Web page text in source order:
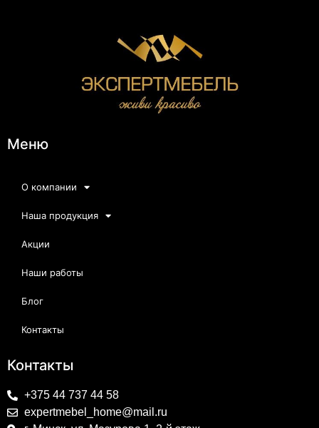
Меню
О компании
Наша продукция
Акции
Наши работы
Блог
Контакты
Контакты
+375 44 737 44 58
expertmebel_home@mail.ru